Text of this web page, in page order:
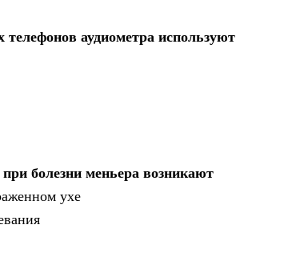
аудиометра используют
болезни меньера возникают
ухе